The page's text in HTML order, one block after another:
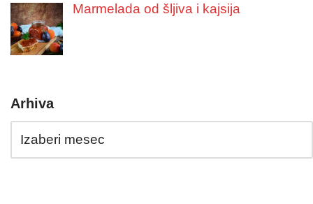
Marmelada od šljiva i kajsija
Arhiva